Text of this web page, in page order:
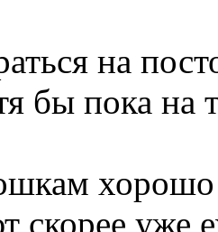
на
бы пока на
хорошо
скорее уже